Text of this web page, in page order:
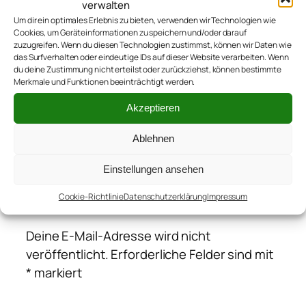
verwalten
Um dir ein optimales Erlebnis zu bieten, verwenden wir Technologien wie
Cookies, um Geräteinformationen zu speichern und/oder darauf
zuzugreifen. Wenn du diesen Technologien zustimmst, können wir Daten wie
das Surfverhalten oder eindeutige IDs auf dieser Website verarbeiten. Wenn
du deine Zustimmung nicht erteilst oder zurückziehst, können bestimmte
Merkmale und Funktionen beeinträchtigt werden.
Akzeptieren
Ablehnen
Einstellungen ansehen
Cookie-RichtlinieDatenschutzerklärungImpressum
← Leben ist, was passiert, während Du
andere Pläne machst
Kommentare
Deine E-Mail-Adresse wird nicht
veröffentlicht.Erforderliche Felder sind mit
* markiert